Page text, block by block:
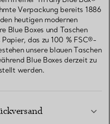
Verpackung bereits 1886
heutigen modernen
Blue Boxes und Taschen
das zu 100 % FSC®-
unsere blauen Taschen
Blue Boxes derzeit zu
werden.